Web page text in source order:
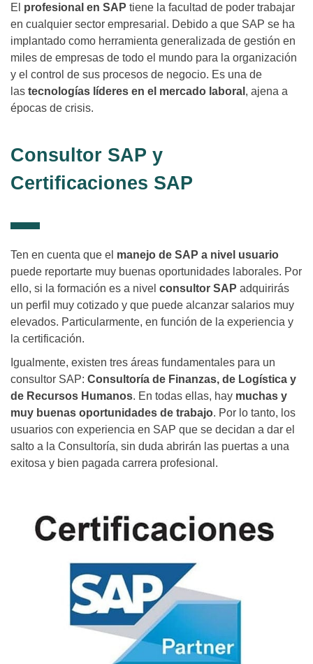
El profesional en SAP tiene la facultad de poder trabajar
en cualquier sector empresarial. Debido a que SAP se ha
implantado como herramienta generalizada de gestión en
miles de empresas de todo el mundo para la organización
y el control de sus procesos de negocio. Es una de
las tecnologías líderes en el mercado laboral , ajena a
épocas de crisis.
Consultor SAP y
Certificaciones SAP
Ten en cuenta que el manejo de SAP a nivel usuario
puede reportarte muy buenas oportunidades laborales. Por
ello, si la formación es a nivel consultor SAP adquirirás
un perfil muy cotizado y que puede alcanzar salarios muy
elevados. Particularmente, en función de la experiencia y
la certificación.
Igualmente, existen tres áreas fundamentales para un
consultor SAP: Consultoría de Finanzas, de Logística y
de Recursos Humanos. En todas ellas, hay muchas y
muy buenas oportunidades de trabajo. Por lo tanto, los
usuarios con experiencia en SAP que se decidan a dar el
salto a la Consultoría, sin duda abrirán las puertas a una
exitosa y bien pagada carrera profesional.